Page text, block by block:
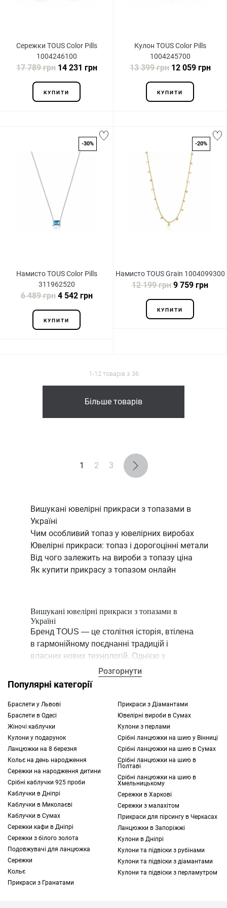
Сережки TOUS Color Pills
1004246100
17 789 грн14 231 грн
КУПИТИ
Кулон TOUS Color Pills
1004245700
13 399 грн12 059 грн
КУПИТИ
-30%
Намисто TOUS Color Pills
311962520
6 489 грн4 542 грн
КУПИТИ
-20%
Намисто TOUS Grain 1004099300
12 199 грн 9 759 грн
КУПИТИ
1-12 товарів з 36
Більше товарів
1 2 3
Вишукані ювелірні прикраси з топазами в
Україні
Чим особливий топаз у ювелірних виробах
Ювелірні прикраси: топаз і дорогоцінні метали
Від чого залежить на вироби з топазу ціна
Як купити прикрасу з топазом онлайн
Вишукані ювелірні прикраси з топазами в
Україні
Бренд TOUS — це столітня історія, втілена
в гармонійному поєднанні традицій і
власних нових технологій. Однією з
переваг фірмових прикрас є використання
найкращих матеріалів, а також їхня
бездоганна обробка.
В якості вставок часто використовуються
дорогоцінні та напівкоштовні камені
натурального і синтетичного походження.
Одним з лідерів за популярністю
вважається топаз — купити прикраси з цим
мінералом бажають майже всі наші клієнти.
Секрет затребуваності криється в його:
прозорості та яскравому блиску;
ніжних відтінках;
варіативності огранювання;
дивовижній сполучуваності.
Саме тому в нашому каталозі
представлено безліч моделей різних форм.
Дизайнери TOUS ретельно опрацьовують
Розгорнути
Популярні категорії
Браслети у Львові
Браслети в Одесі
Жіночі каблучки
Кулони у подарунок
Ланцюжки на 8 березня
Кольє на день народження
Сережки на народження дитини
Срібні каблучки 925 проби
Каблучки в Дніпрі
Каблучки в Миколаєві
Каблучки в Сумах
Сережки кафи в Дніпрі
Сережки з білого золота
Подовжувачі для ланцюжка
Сережки
Кольє
Прикраси з Гранатами
Прикраси з Діамантами
Ювелірні вироби в Сумах
Кулони з перлами
Срібні ланцюжки на шию у Вінниці
Срібні ланцюжки на шию в Сумах
Срібні ланцюжки на шию в
Полтаві
Срібні ланцюжки на шию в
Хмельницькому
Сережки в Харкові
Сережки з малахітом
Прикраси для пірсингу в Черкасах
Ланцюжки в Запоріжжі
Кулони в Дніпрі
Кулони та підвіски з рубінами
Кулони та підвіски з діамантами
Кулони та підвіски з перламутром